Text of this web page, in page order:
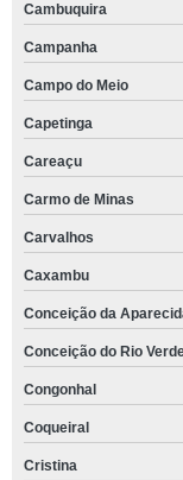
Cambuquira
Campanha
Campo do Meio
Capetinga
Careaçu
Carmo de Minas
Carvalhos
Caxambu
Conceição da
Conceição do Rio
Congonhal
Coqueiral
Cristina